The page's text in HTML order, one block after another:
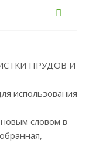
ПРУДОВ И
использования
словом в